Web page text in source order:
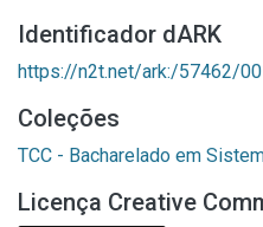
Identificador dARK
https://n2t.net/ark:/57462/
Coleções
TCC - Bacharelado em
Licença Creative